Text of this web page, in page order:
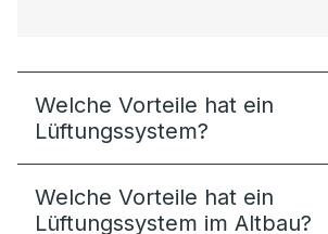
Welche Vorteile hat ein
Lüftungssystem?
Welche Vorteile hat ein
Lüftungssystem im Altbau?